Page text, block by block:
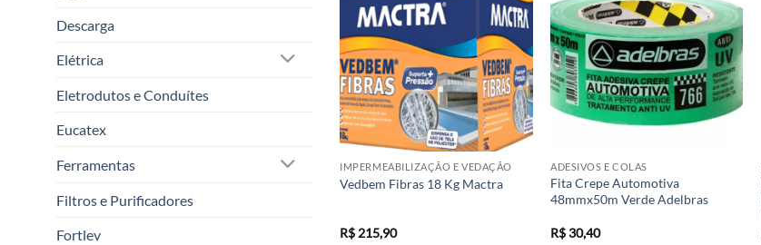
Descarga
Elétrica
Eletrodutos e Conduítes
Eucatex
Ferramentas
Filtros e Purificadores
Fortlev
IMPERMEABILIZAÇÃO E VEDAÇÃO
Vedbem Fibras 18 Kg Mactra
R$ 215,90
ADESIVOS E COLAS
Fita Crepe Automotiva
48mmx50m Verde Adelbras
R$30,40